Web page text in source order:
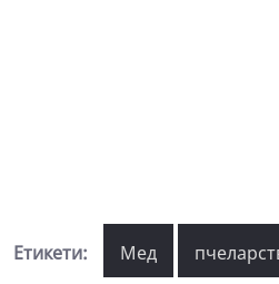
Етикети: Мед